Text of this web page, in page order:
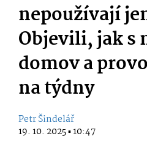
nepoužívají
Objevili, jak s
domov a
na týdny
Petr Šindelář
19. 10. 2025 ▪ 10:47